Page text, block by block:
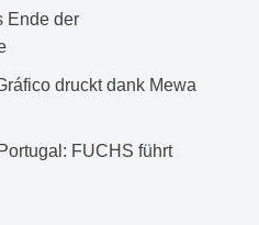
Ende der
druckt dank Mewa
FUCHS führt